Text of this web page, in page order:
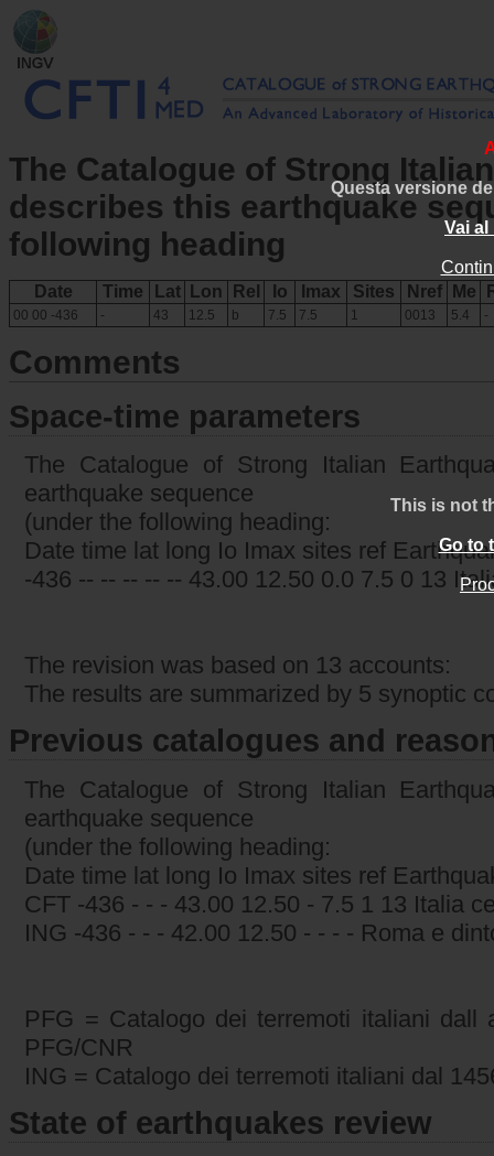
Questa versione
Vai al
This is not
Go to
The Catalogue of Strong
describes this earthquake
following heading
Date Time Lat Lon Rel Io Imax Sites Nref Me
00 00 -436 - 43 12.5 b 7.5 7.5 1 0013 5.4 -
Comments
Space-time parameters
The Catalogue of Strong Italian
earthquake sequence
(under the following heading:
Date time lat long Io Imax sites ref
-436 -- -- -- -- -- 43.00 12.50 0.0 7.5 0 13
The revision was based on 13 accounts:
The results are summarized by 5 synoptic
Previous catalogues and
The Catalogue of Strong Italian
earthquake sequence
(under the following heading:
Date time lat long Io Imax sites ref
CFT -436 - - - 43.00 12.50 - 7.5 1 13 Italia
ING -436 - - - 42.00 12.50 - - - - Roma e
PFG = Catalogo dei terremoti italiani dall
PFG/CNR
ING = Catalogo dei terremoti italiani dal
State of earthquakes review